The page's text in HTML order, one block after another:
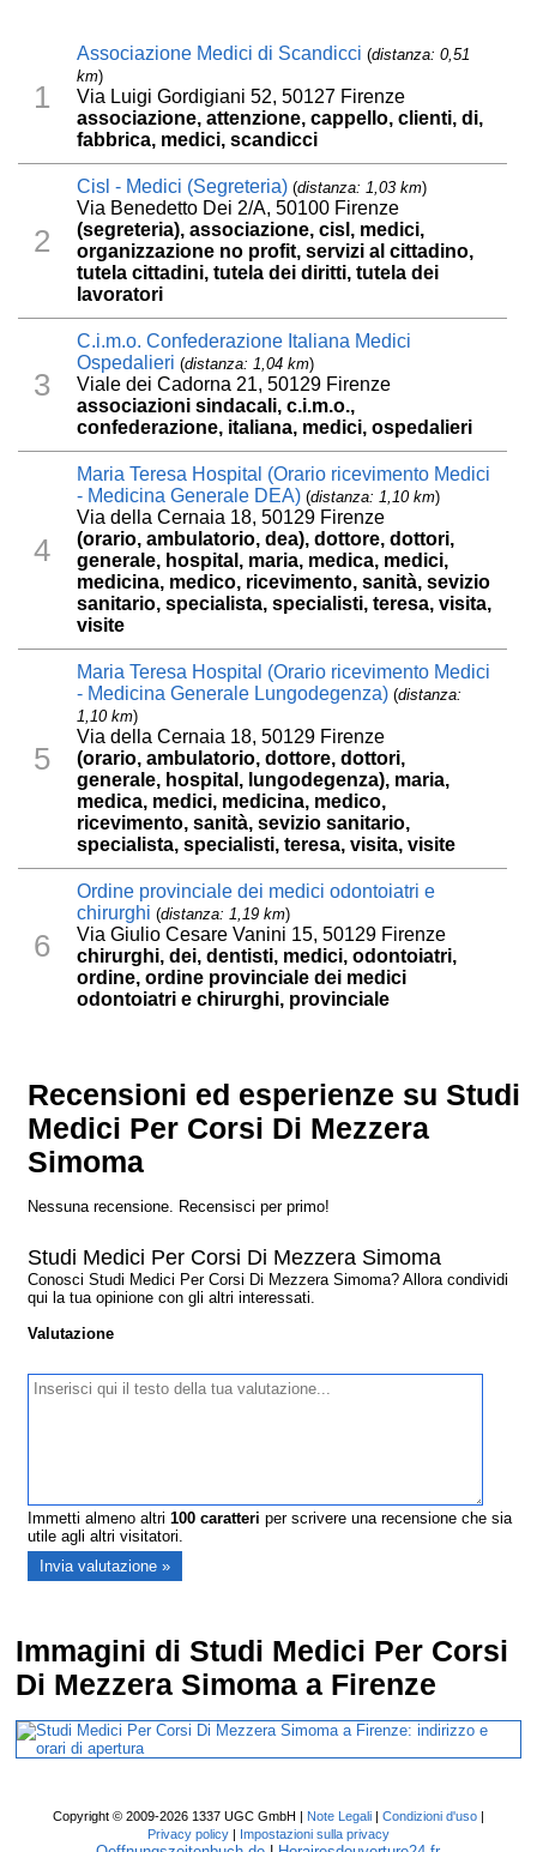
1
Associazione Medici di Scandicci (distanza: 0,51
km)
Via Luigi Gordigiani 52, 50127 Firenze
associazione, attenzione, cappello, clienti, di,
fabbrica, medici, scandicci
2
Cisl - Medici (Segreteria) (distanza: 1,03 km)
Via Benedetto Dei 2/A, 50100 Firenze
(segreteria), associazione, cisl, medici,
organizzazione no profit, servizi al cittadino,
tutela cittadini, tutela dei diritti, tutela dei
lavoratori
3
C.i.m.o. Confederazione Italiana Medici
Ospedalieri (distanza: 1,04 km)
Viale dei Cadorna 21, 50129 Firenze
associazioni sindacali, c.i.m.o.,
confederazione, italiana, medici, ospedalieri
4
Maria Teresa Hospital (Orario ricevimento Medici
- Medicina Generale DEA) (distanza: 1,10 km)
Via della Cernaia 18, 50129 Firenze
(orario, ambulatorio, dea), dottore, dottori,
generale, hospital, maria, medica, medici,
medicina, medico, ricevimento, sanità, sevizio
sanitario, specialista, specialisti, teresa, visita,
visite
5
Maria Teresa Hospital (Orario ricevimento Medici
- Medicina Generale Lungodegenza) (distanza:
1,10 km)
Via della Cernaia 18, 50129 Firenze
(orario, ambulatorio, dottore, dottori,
generale, hospital, lungodegenza), maria,
medica, medici, medicina, medico,
ricevimento, sanità, sevizio sanitario,
specialista, specialisti, teresa, visita, visite
6
Ordine provinciale dei medici odontoiatri e
chirurghi (distanza: 1,19 km)
Via Giulio Cesare Vanini 15, 50129 Firenze
chirurghi, dei, dentisti, medici, odontoiatri,
ordine, ordine provinciale dei medici
odontoiatri e chirurghi, provinciale
Recensioni ed esperienze su Studi
Medici Per Corsi Di Mezzera
Simoma
Nessuna recensione. Recensisci per primo!
Studi Medici Per Corsi Di Mezzera Simoma
Conosci Studi Medici Per Corsi Di Mezzera Simoma? Allora condividi
qui la tua opinione con gli altri interessati.
Valutazione
Immetti almeno altri100 caratteri per scrivere una recensione che sia
utile agli altri visitatori.
Immagini di Studi Medici Per Corsi
Di Mezzera Simoma a Firenze
Copyright © 2009-2026 1337 UGC GmbH | Note Legali| Condizioni d'uso|
Privacy policy| Impostazioni sulla privacy